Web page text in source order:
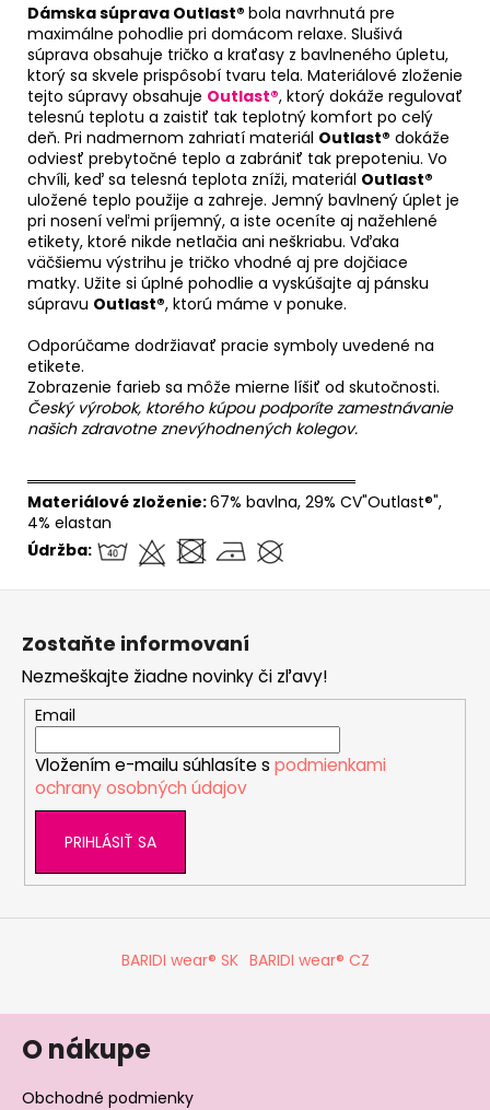
Dámska súprava Outlast® bola navrhnutá pre
maximálne pohodlie pri domácom relaxe. Slušivá
súprava obsahuje tričko a kraťasy z bavlneného úpletu,
ktorý sa skvele prispôsobí tvaru tela. Materiálové zloženie
tejto súpravy obsahuje Outlast®, ktorý dokáže regulovať
telesnú teplotu a zaistiť tak teplotný komfort po celý
deň. Pri nadmernom zahriatí materiál Outlast® dokáže
odviesť prebytočné teplo a zabrániť tak prepoteniu. Vo
chvíli, keď sa telesná teplota zníži, materiál Outlast®
uložené teplo použije a zahreje. Jemný bavlnený úplet je
pri nosení veľmi príjemný, a iste oceníte aj nažehlené
etikety, ktoré nikde netlačia ani neškriabu. Vďaka
väčšiemu výstrihu je tričko vhodné aj pre dojčiace
matky. Užite si úplné pohodlie a vyskúšajte aj pánsku
súpravu Outlast®, ktorú máme v ponuke.
Odporúčame dodržiavať pracie symboly uvedené na
etikete.
Zobrazenie farieb sa môže mierne líšiť od skutočnosti.
Český výrobok, ktorého kúpou podporíte zamestnávanie
našich zdravotne znevýhodnených kolegov.
══════════════════════════════
Materiálové zloženie:67% bavlna, 29% CV"Outlast®",
4% elastan
Údržba:
Zostaňte informovaní
Nezmeškajte žiadne novinky či zľavy!
Email
Vložením e-mailu súhlasíte s podmienkami
ochrany osobných údajov
PRIHLÁSIŤ SA
BARIDI wear® SK BARIDI wear® CZ
O nákupe
Obchodné podmienky